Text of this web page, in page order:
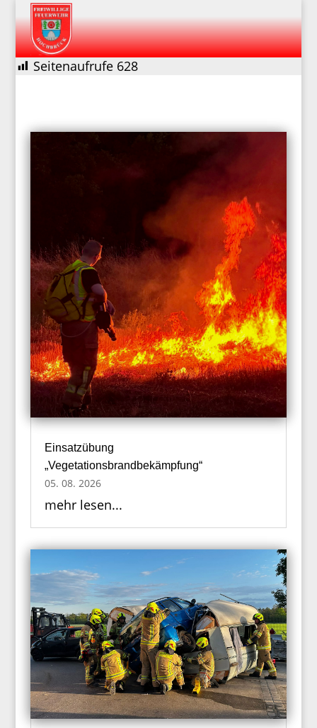
Seitenaufrufe 628
Einsatzübung
„Vegetationsbrandbekämpfung“
05. 08. 2026
mehr lesen...